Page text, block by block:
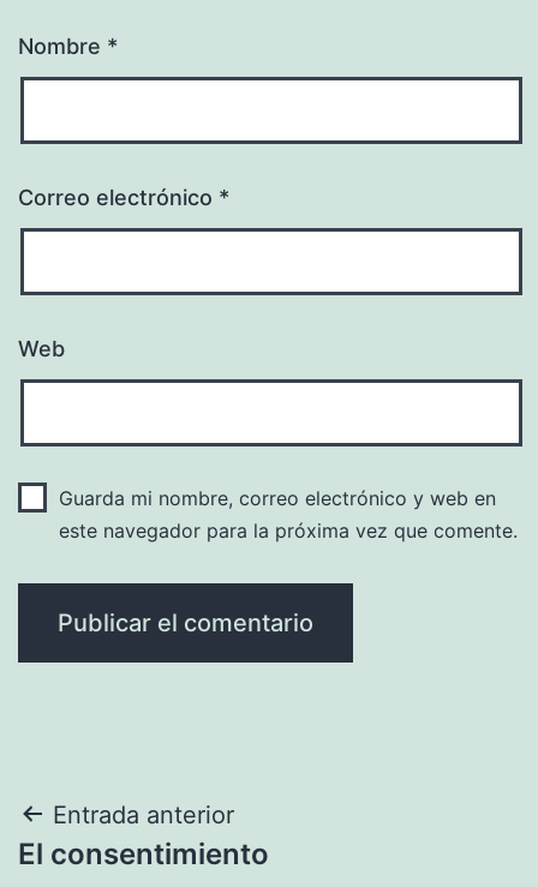
Nombre *
Correo electrónico *
Web
Guarda mi nombre, correo electrónico y web en
este navegador para la próxima vez que comente.
Navegación
de
Entrada anterior
El consentimiento